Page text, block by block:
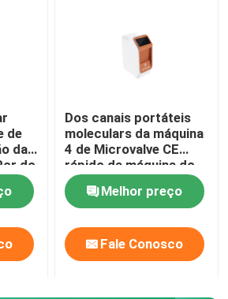
de
da
do
Dos canais portáteis
moleculars da máquina
4 de Microvalve CE
rápido da máquina do
Pcr do Rt QPCR
Melhor preço
Fale Conosco